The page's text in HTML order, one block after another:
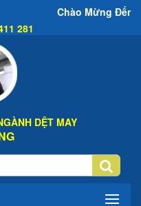
Mừng Đến Website Đại
281
DỆT MAY